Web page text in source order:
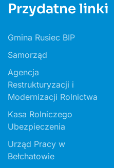
Przydatne linki
Gmina Rusiec BIP
Samorząd
Agencja
Restrukturyzacji i
Modernizacji Rolnictwa
Kasa Rolniczego
Ubezpieczenia
Urząd Pracy w
Bełchatowie